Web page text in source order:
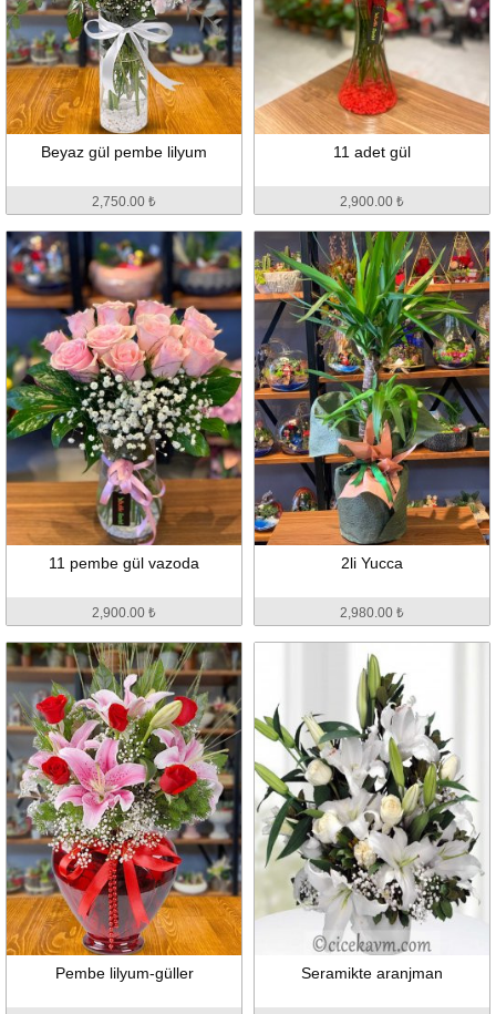
Beyaz gül pembe lilyum
2,750.00 ₺
11 adet gül
2,900.00 ₺
11 pembe gül vazoda
2,900.00 ₺
2li Yucca
2,980.00 ₺
Pembe lilyum-güller Seramikte aranjman